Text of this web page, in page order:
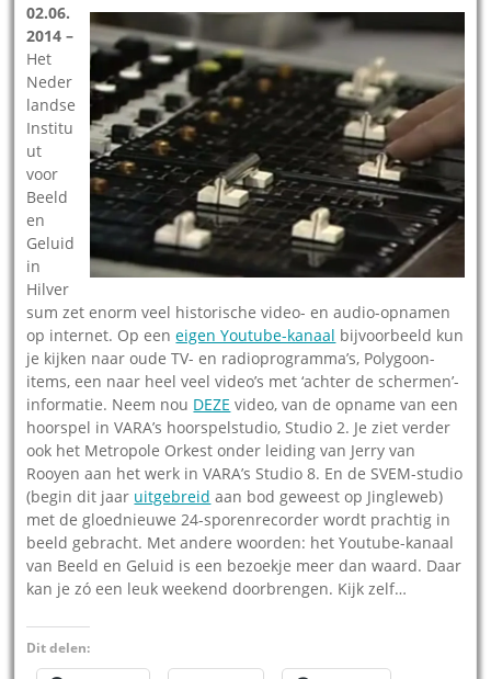
02.06.
2014 –
Het
Neder
landse
Institu
ut
voor
Beeld
en
Geluid
in
Hilver
sum zet enorm veel historische video- en audio-opnamen
op internet. Op eeneigen Youtube-kanaal bijvoorbeeld kun
je kijken naar oude TV- en radioprogramma’s, Polygoon-
items, een naar heel veel video’s met ‘achter de schermen’-
informatie. Neem nou DEZE video, van de opname van een
hoorspel in VARA’s hoorspelstudio, Studio 2. Je ziet verder
ook het Metropole Orkest onder leiding van Jerry van
Rooyen aan het werk in VARA’s Studio 8. En de SVEM-studio
(begin dit jaar uitgebreid aan bod geweest op Jingleweb)
met de gloednieuwe 24-sporenrecorder wordt prachtig in
beeld gebracht. Met andere woorden: het Youtube-kanaal
van Beeld en Geluid is een bezoekje meer dan waard. Daar
kan je zó een leuk weekend doorbrengen. Kijk zelf…
Dit delen: